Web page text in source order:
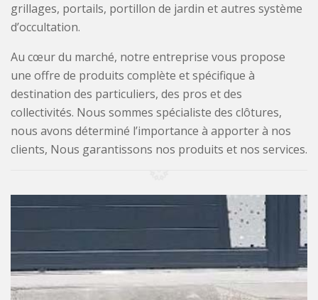
grillages, portails, portillon de jardin et autres système
d’occultation.
Au cœur du marché, notre entreprise vous propose
une offre de produits complète et spécifique à
destination des particuliers, des pros et des
collectivités. Nous sommes spécialiste des clôtures,
nous avons déterminé l’importance à apporter à nos
clients, Nous garantissons nos produits et nos services.